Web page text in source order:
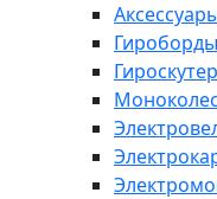
Гироборды